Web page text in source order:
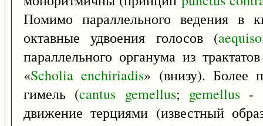
Помимо параллельного ведения в
октавные удвоения голосов (
параллельного органума из
«Scholia enchiriadis» (внизу). Более
гимель (cantus gemellus; gemellus-
движение терциями (известный